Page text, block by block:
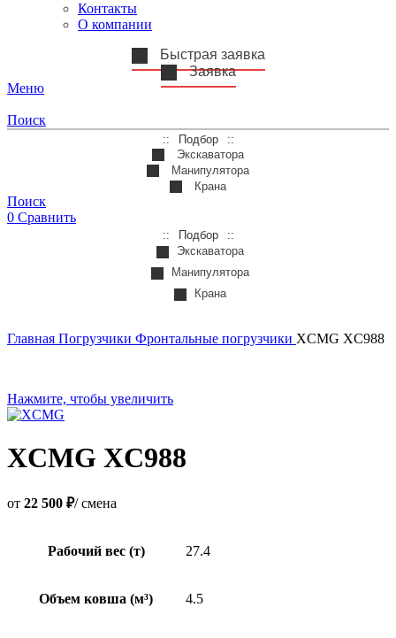
Контакты
О компании
Быстрая заявка
Заявка
Меню
Поиск
Подбор
Экскаватора
Манипулятора
Крана
Поиск
0 Сравнить
Подбор
Экскаватора
Манипулятора
Крана
Главная Погрузчики Фронтальные погрузчики XCMG XC988
Нажмите, чтобы увеличить
XCMG XC988
от 22 500 ₽/ смена
Рабочий вес (т) 27.4
Объем ковша (м³) 4.5